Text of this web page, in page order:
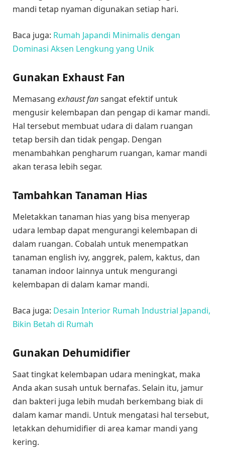
mandi tetap nyaman digunakan setiap hari.
Baca juga: Rumah Japandi Minimalis dengan
Dominasi Aksen Lengkung yang Unik
Gunakan Exhaust Fan
Memasang exhaust fansangat efektif untuk
mengusir kelembapan dan pengap di kamar mandi.
Hal tersebut membuat udara di dalam ruangan
tetap bersih dan tidak pengap. Dengan
menambahkan pengharum ruangan, kamar mandi
akan terasa lebih segar.
Tambahkan Tanaman Hias
Meletakkan tanaman hias yang bisa menyerap
udara lembap dapat mengurangi kelembapan di
dalam ruangan. Cobalah untuk menempatkan
tanaman english ivy, anggrek, palem, kaktus, dan
tanaman indoor lainnya untuk mengurangi
kelembapan di dalam kamar mandi.
Baca juga: Desain Interior Rumah Industrial Japandi,
Bikin Betah di Rumah
Gunakan Dehumidifier
Saat tingkat kelembapan udara meningkat, maka
Anda akan susah untuk bernafas. Selain itu, jamur
dan bakteri juga lebih mudah berkembang biak di
dalam kamar mandi. Untuk mengatasi hal tersebut,
letakkan dehumidifier di area kamar mandi yang
kering.